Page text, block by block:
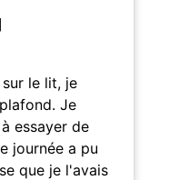
le lit, je
Je
essayer de
journée a pu
que je l'avais